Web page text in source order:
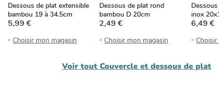
Dessous de plat extensible
bambou 19 à 34.5cm
5,99 €
Choisir mon magasin
Dessous de plat rond
bambou D 20cm
2,49 €
Choisir mon magasin
inox
6,49 €
Voir tout Couvercle et dessous de plat